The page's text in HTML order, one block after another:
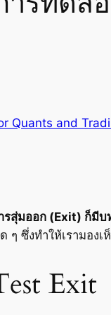
Quants and
รสุ่มออก (Exit) ก็มี
ซึ่งทำให้เรามอง
Exit